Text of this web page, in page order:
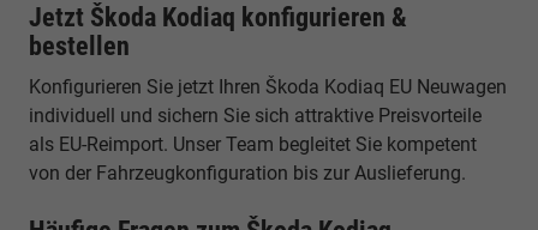
Jetzt Škoda Kodiaq konfigurieren &
bestellen
Konfigurieren Sie jetzt Ihren Škoda Kodiaq EU Neuwagen
individuell und sichern Sie sich attraktive Preisvorteile
als EU-Reimport. Unser Team begleitet Sie kompetent
von der Fahrzeugkonfiguration bis zur Auslieferung.